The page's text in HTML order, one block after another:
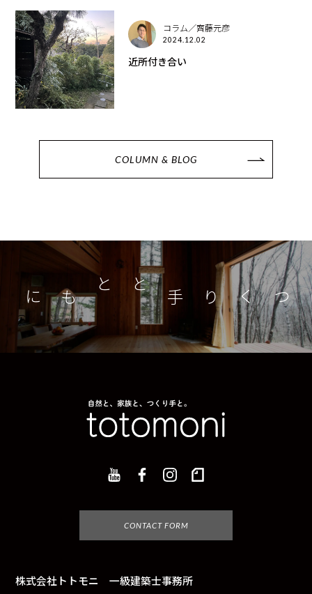
コラム／齊藤元彦
2024.12.02
近所付き合い
COLUMN & BLOG
つくり手とともに
CONTACT FORM
株式会社トトモニ 一級建築士事務所